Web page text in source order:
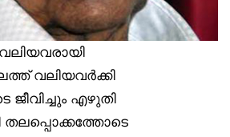
വലിയവർക്കി
ജീവിച്ചും എഴുതി
തലപ്പൊക്കത്തോടെ